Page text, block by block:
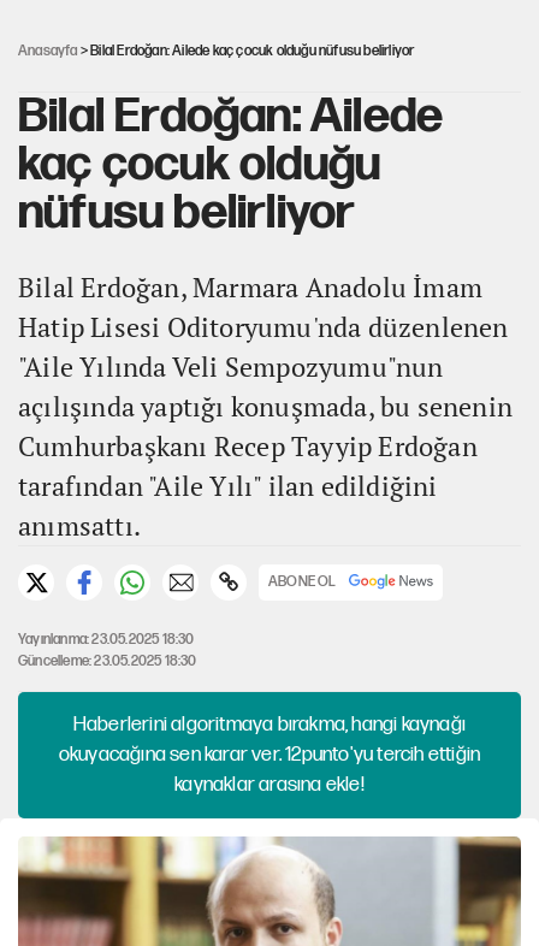
Anasayfa > Bilal Erdoğan: Ailede kaç çocuk olduğu nüfusu belirliyor
Bilal Erdoğan: Ailede
kaç çocuk olduğu
nüfusu belirliyor
Bilal Erdoğan, Marmara Anadolu İmam
Hatip Lisesi Oditoryumu'nda düzenlenen
"Aile Yılında Veli Sempozyumu"nun
açılışında yaptığı konuşmada, bu senenin
Cumhurbaşkanı Recep Tayyip Erdoğan
tarafından "Aile Yılı" ilan edildiğini
anımsattı.
ABONE OL
Yayınlanma: 23.05.2025 18:30
Güncelleme: 23.05.2025 18:30
Haberlerini algoritmaya bırakma, hangi kaynağı
okuyacağına sen karar ver. 12punto'yu tercih ettiğin
kaynaklar arasına ekle!